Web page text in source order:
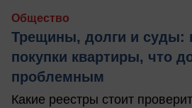
Общество
Трещины, долги и суды:
покупки квартиры, что
проблемным
Какие реестры стоит